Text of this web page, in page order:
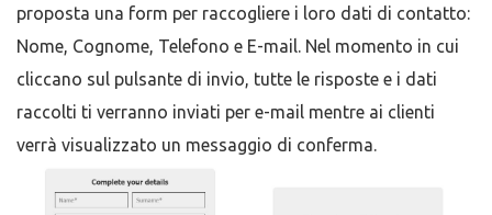
proposta una form per raccogliere i loro dati di contatto:
Nome, Cognome, Telefono e E-mail. Nel momento in cui
cliccano sul pulsante di invio, tutte le risposte e i dati
raccolti ti verranno inviati per e-mail mentre ai clienti
verrà visualizzato un messaggio di conferma.